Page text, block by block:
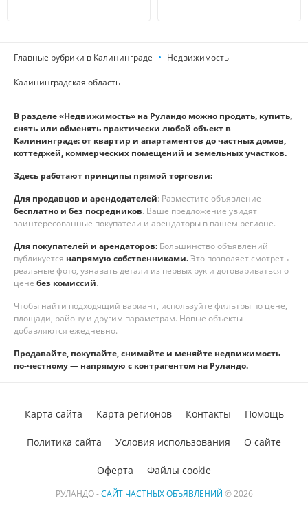
Главные рубрики в Калининграде Недвижимость
Калининградская область
В разделе «Недвижимость» на Руландо можно продать, купить,
снять или обменять практически любой объект в
Калининграде: от квартир и апартаментов до частных домов,
коттеджей, коммерческих помещений и земельных участков.
Здесь работают принципы прямой торговли:
Для продавцов и арендодателей: Разместите объявление
бесплатно и без посредников. Ваше предложение увидят
заинтересованные покупатели и арендаторы в вашем регионе.
Для покупателей и арендаторов: Большинство объявлений
публикуется напрямую собственниками.Это позволяет смотреть
реальные фото, узнавать детали из первых рук и договариваться о
цене без комиссий.
Чтобы найти подходящий вариант, используйте фильтры по цене,
площади, району и другим параметрам. Новые объекты
добавляются ежедневно.
Продавайте, покупайте, снимайте и меняйте недвижимость
по-честному — напрямую с контрагентом на Руландо.
РУЛАНДО -САЙТ ЧАСТНЫХ ОБЪЯВЛЕНИЙ © 2026
Карта сайта Карта регионов Контакты Помощь
Политика сайта Условия использования О сайте
Оферта Файлы cookie